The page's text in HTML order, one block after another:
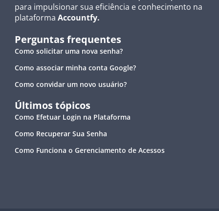
para impulsionar sua eficiência e conhecimento na
plataforma Accountfy.
Perguntas frequentes
Como solicitar uma nova senha?
Como associar minha conta Google?
Como convidar um novo usuário?
Últimos tópicos
Como Efetuar Login na Plataforma
Como Recuperar Sua Senha
Como Funciona o Gerenciamento de Acessos